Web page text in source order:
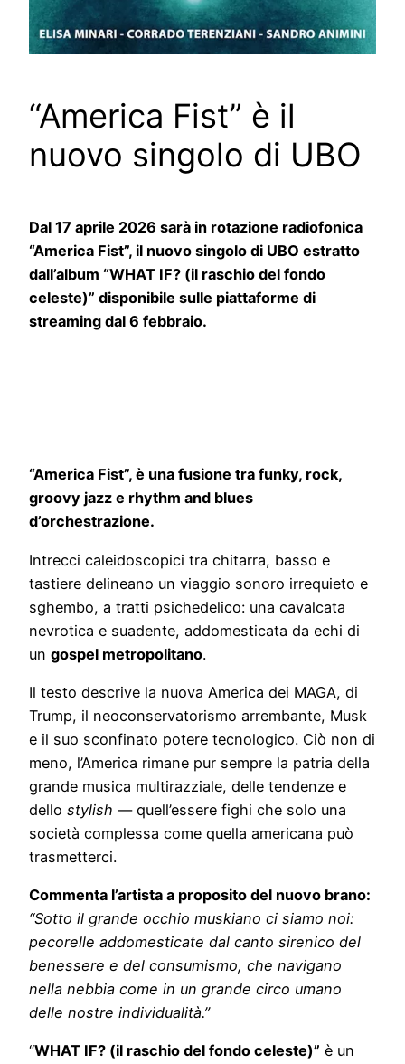
“America Fist” è il
nuovo singolo di UBO
Dal 17 aprile 2026 sarà in rotazione radiofonica
“America Fist”, il nuovo singolo di UBO estratto
dall’album “WHAT IF? (il raschio del fondo
celeste)” disponibile sulle piattaforme di
streaming dal 6 febbraio.
“America Fist”, è una fusione tra funky, rock,
groovy jazz e rhythm and blues
d’orchestrazione.
Intrecci caleidoscopici tra chitarra, basso e
tastiere delineano un viaggio sonoro irrequieto e
sghembo, a tratti psichedelico: una cavalcata
nevrotica e suadente, addomesticata da echi di
un gospel metropolitano.
Il testo descrive la nuova America dei MAGA, di
Trump, il neoconservatorismo arrembante, Musk
e il suo sconfinato potere tecnologico. Ciò non di
meno, l’America rimane pur sempre la patria della
grande musica multirazziale, delle tendenze e
dello stylish — quell’essere fighi che solo una
società complessa come quella americana può
trasmetterci.
Commenta l’artista a proposito del nuovo brano:
“Sotto il grande occhio muskiano ci siamo noi:
pecorelle addomesticate dal canto sirenico del
benessere e del consumismo, che navigano
nella nebbia come in un grande circo umano
delle nostre individualità.”
“WHAT IF? (il raschio del fondo celeste)” è un